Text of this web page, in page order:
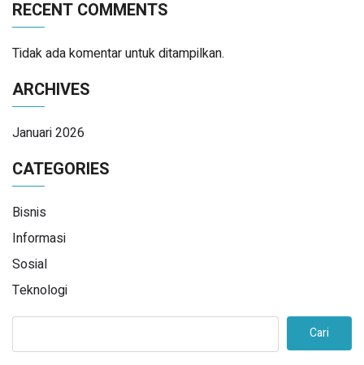
RECENT COMMENTS
Tidak ada komentar untuk ditampilkan.
ARCHIVES
Januari 2026
CATEGORIES
Bisnis
Informasi
Sosial
Teknologi
Cari